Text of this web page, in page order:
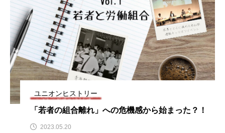
ユニオンヒストリー
「若者の組合離れ」への危機感から始まった？！
2023.05.20